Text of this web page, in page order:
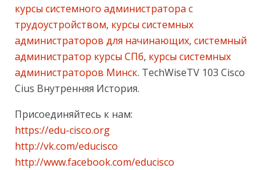
курсы системного администратора с
трудоустройством, курсы системных
администраторов для начинающих, системный
администратор курсы СПб, курсы системных
администраторов Минск. TechWiseTV 103 Cisco
Cius Внутренняя История.
Присоединяйтесь к нам:
https://edu-cisco.org
http://vk.com/educisco
http://www.facebook.com/educisco